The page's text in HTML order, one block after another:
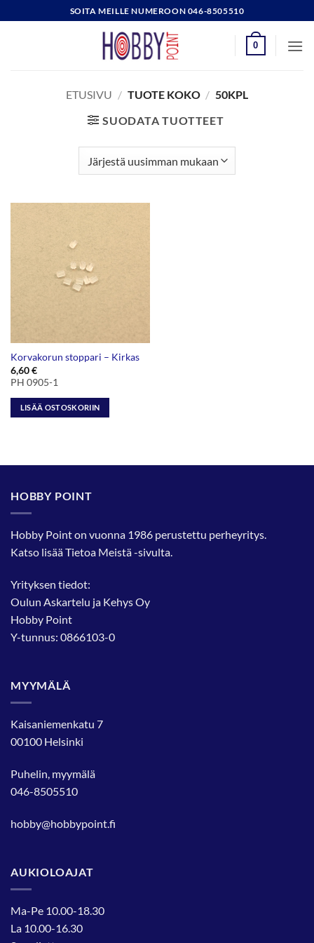
to
SOITA MEILLE NUMEROON 046-8505510
0
ETUSIVU / TUOTE KOKO / 50KPL
SUODATA TUOTTEET
Korvakorun stoppari – Kirkas
6,60€
PH 0905-1
LISÄÄ OSTOSKORIIN
HOBBY POINT
Hobby Point on vuonna 1986 perustettu perheyritys.
Katso lisääTietoa Meistä-sivulta.
Yrityksen tiedot:
Oulun Askartelu ja Kehys Oy
Hobby Point
Y-tunnus: 0866103-0
MYYMÄLÄ
Kaisaniemenkatu 7
00100 Helsinki
Puhelin, myymälä
046-8505510
hobby@hobbypoint.fi
AUKIOLOAJAT
Ma-Pe 10.00-18.30
La 10.00-16.30